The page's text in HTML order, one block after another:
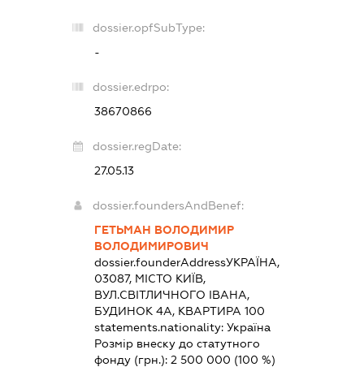
dossier.opfSubType:
-
dossier.edrpo:
38670866
dossier.regDate:
27.05.13
dossier.foundersAndBenef:
ГЕТЬМАН ВОЛОДИМИР
ВОЛОДИМИРОВИЧ
dossier.founderAddressУКРАЇНА,
03087, МІСТО КИЇВ,
ВУЛ.СВІТЛИЧНОГО ІВАНА,
БУДИНОК 4А, КВАРТИРА 100
statements.nationality: Україна
Розмір внеску до статутного
фонду (грн.): 2 500 000 (100 %)